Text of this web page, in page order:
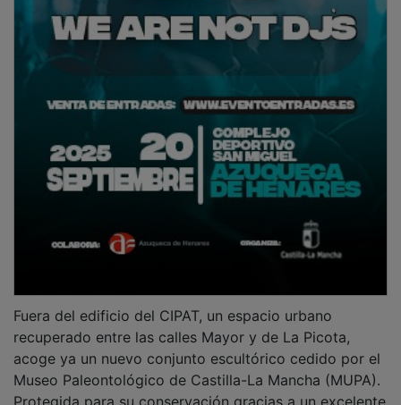
recuperado entre las calles Mayor y de La Picota,
acoge ya un nuevo conjunto escultórico cedido por el
Museo Paleontológico de Castilla-La Mancha (MUPA).
Protegida para su conservación gracias a un excelente